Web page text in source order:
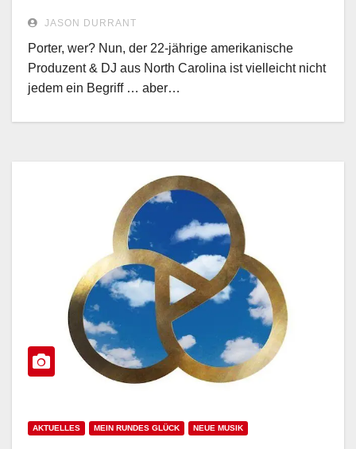
JASON DURRANT
Porter, wer? Nun, der 22-jährige amerikanische
Produzent & DJ aus North Carolina ist vielleicht nicht
jedem ein Begriff … aber…
AKTUELLES MEIN RUNDES GLÜCK NEUE MUSIK